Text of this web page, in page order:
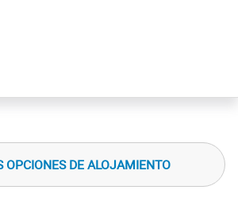
OPCIONES DE ALOJAMIENTO